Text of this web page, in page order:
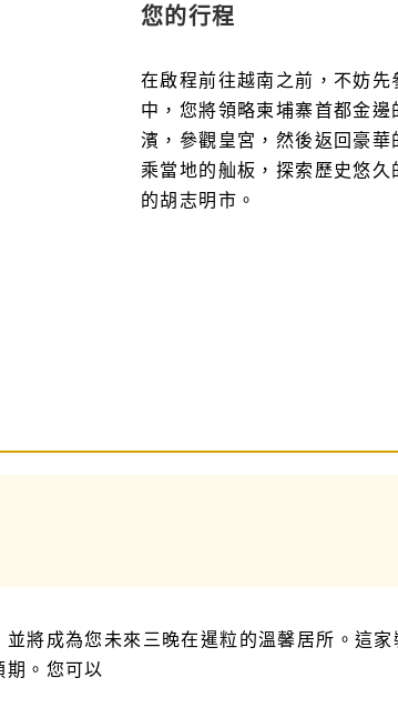
您的行程
在啟程前往越南之前，不妨
中，您將領略柬埔寨首都金
濱，參觀皇宮，然後返回豪
乘當地的舢板，探索歷史悠
的胡志明市。
將成為您未來三晚在暹粒的溫馨居所。這
。您可以